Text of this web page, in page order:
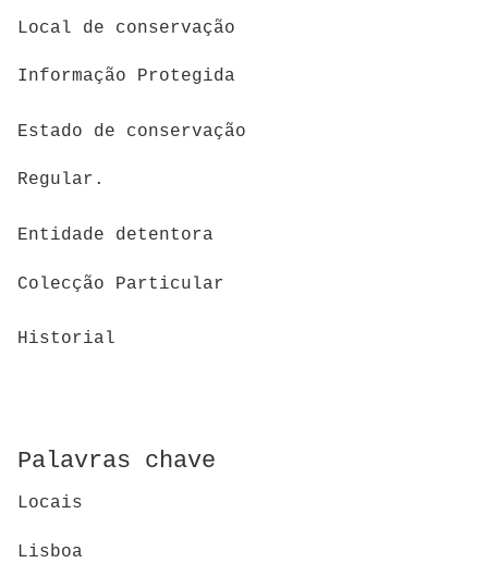
Local de conservação
Informação Protegida
Estado de conservação
Regular.
Entidade detentora
Colecção Particular
Historial
Palavras chave
Locais
Lisboa